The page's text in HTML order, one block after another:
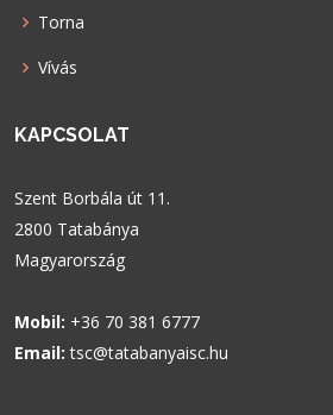
Torna
Vívás
KAPCSOLAT
Szent Borbála út 11.
2800 Tatabánya
Magyarország
Mobil: +36 70 381 6777
Email: tsc@tatabanyaisc.hu